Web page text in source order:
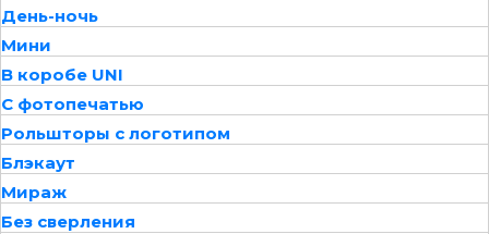
День-ночь
Мини
В коробе UNI
С фотопечатью
Рольшторы с логотипом
Блэкаут
Мираж
Без сверления